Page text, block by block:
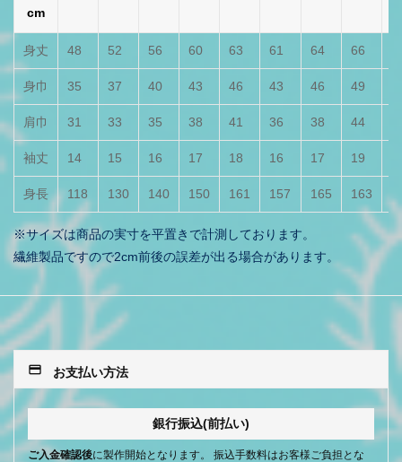
cm
身丈 48 52 56 60 63 61 64 66
身巾 35 37 40 43 46 43 46 49
肩巾 31 33 35 38 41 36 38 44
袖丈 14 15 16 17 18 16 17 19
身長 118 130 140 150 161 157 165 163
※サイズは商品の実寸を平置きで計測しております。
繊維製品ですので2cm前後の誤差が出る場合があります。
payment お支払い方法
銀行振込(前払い)
ご入金確認後に製作開始となります。 振込手数料はお客様ご負担とな